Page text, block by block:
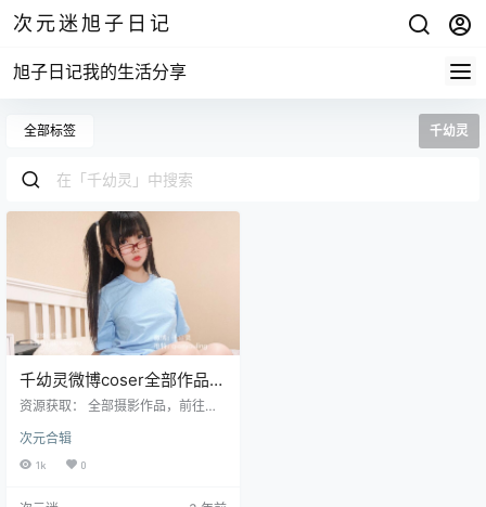
次元迷旭子日记
旭子日记我的生活分享
全部标签 千幼灵
千幼灵微博coser全部作品
[写真合集][持续更新]
资源获取： 全部摄影作品，前往获
- NO.1 jk制服[121p203MB] 千幼灵
- NO.2 血小板[122P232M] 千幼灵
次元合辑
1k 0